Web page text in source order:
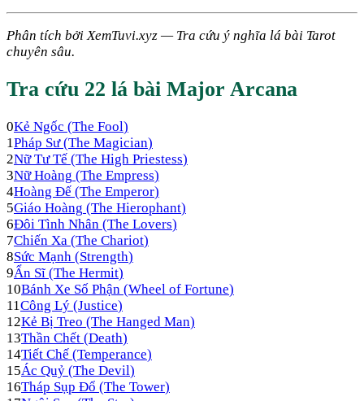
Phân tích bởi XemTuvi.xyz — Tra cứu ý nghĩa lá bài Tarot
chuyên sâu.
Tra cứu 22 lá bài Major Arcana
0Kẻ Ngốc (The Fool)
1Pháp Sư(The Magician)
2Nữ Tư Tế (The High Priestess)
3Nữ Hoàng (The Empress)
4Hoàng Đế (The Emperor)
5Giáo Hoàng (The Hierophant)
6Đôi Tình Nhân (The Lovers)
7Chiến Xa (The Chariot)
8Sức Mạnh (Strength)
9Ẩn Sĩ (The Hermit)
10Bánh Xe Số Phận (Wheel of Fortune)
11Công Lý (Justice)
12Kẻ Bị Treo (The Hanged Man)
13Thần Chết (Death)
14Tiết Chế (Temperance)
15Ác Quỷ (The Devil)
16Tháp Sụp Đổ (The Tower)